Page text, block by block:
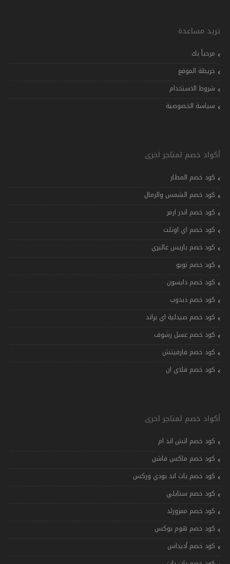
تريد مساعدة
مرحباً بك
خريطة الموقع
شروط الاستخدام
سياسة الخصوصية
أكواد خصم لمتاجر اخرى
كود خصم المطار
كود خصم الشمس والرمال
كود خصم اندر ارمر
كود خصم اي اوتلت
كود خصم باريس غاليري
كود خصم تويو
كود خصم دايسون
كود خصم دبدوب
كود خصم صيدلية اي براند
كود خصم عسل رشوف
كود خصم فارفيتش
كود خصم فلاي ان
أكواد خصم لمتاجر اخرى
كود خصم اتش اند ام
كود خصم ماكس فاشن
كود خصم باث اند بودي وركس
كود خصم ستايلي
كود خصم ممزورلد
كود خصم هوم بوكس
كود خصم أديداس